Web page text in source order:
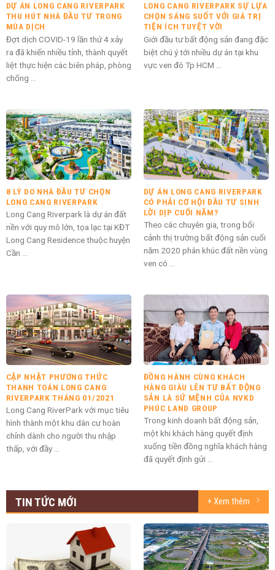
DỰ ÁN LONG CANG RIVERPARK
THU HÚT NHÀ ĐẦU TƯ TRONG
MÙA DỊCH
Đợt dịch COVID-19 lần thứ 4 xảy
ra đã khiến nhiều tỉnh, thành quyết
liệt thực hiện các biên pháp, phòng
chống ...
LONG CANG RIVERPARK SỰ LỰA
CHỌN SÁNG SUỐT VỚI GIÁ TRỊ
TIỆN ÍCH TUYỆT VỜI
Giới đầu tư bất động sản đang đặc
biệt chú ý tới nhiều dự án tại khu
vực ven đô Tp HCM ...
8 LÝ DO NHÀ ĐẦU TƯ CHỌN
LONG CANG RIVERPARK
Long Cang Riverpark là dự án đất
nền với quy mô lớn, tọa lạc tại KĐT
Long Cang Residence thuộc huyện
Cần ...
DỰ ÁN LONG CANG RIVERPARK
CÓ PHẢI CƠ HỘI ĐẦU TƯ SINH
LỜI DỊP CUỐI NĂM?
Theo các chuyên gia, trong bối
cảnh thị trường bất động sản cuối
năm 2020 phân khúc đất nền vùng
ven có ...
CẬP NHẬT PHƯƠNG THỨC
THANH TOÁN LONG CANG
RIVERPARK THÁNG 01/2021
Long Cang RiverPark với mục tiêu
hình thành một khu dân cư hoàn
chỉnh dành cho người thu nhập
thấp, với đầy ...
ĐỒNG HÀNH CÙNG KHÁCH
HÀNG GIÀU LÊN TƯ BẤT ĐỘNG
SẢN LÀ SỨ MỆNH CỦA NVKD
PHÚC LAND GROUP
Trong kinh doanh bất động sản,
một khi khách hàng quyết định
xuống tiền đồng nghĩa khách hàng
đã quyết định gửi ...
TIN TỨC MỚI + Xem thêm